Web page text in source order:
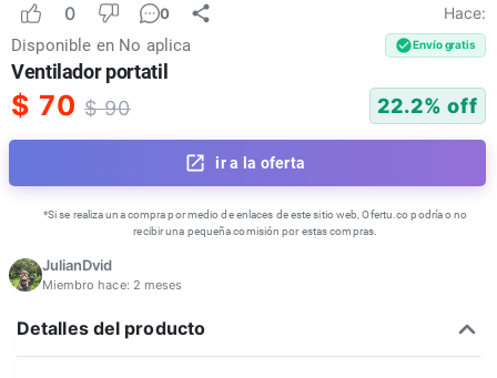
0 0 Hace:
Disponible en No aplica Envío gratis
Ventilador portatil
$ 70 $90 22.2% off
ir a la oferta
*Si se realiza una compra por medio de enlaces de este sitio web, Ofertu.co podría o no
recibir una pequeña comisión por estas compras.
JulianDvid
Miembro hace: 2 meses
Detalles del producto